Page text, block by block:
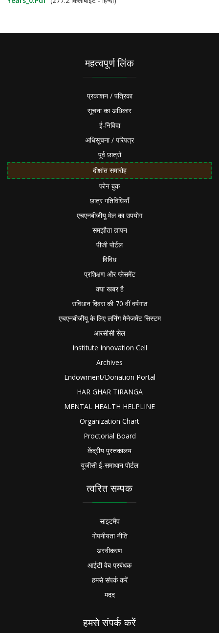
महत्वपूर्ण लिंक
प्रकाशन / पत्रिका
सूचना का अधिकार
ई-निविदा
अधिसूचना / परिपत्र
पूर्व छात्रों
दीक्षांत समारोह
फोन बुक
छात्र गतिविधियाँ
एचएनबीजीयू मेल का उपयोग
समझौता ज्ञापन
पीजी पोर्टल
विविध
प्रशिक्षण और प्लेसमेंट
क्या खबर है
संविधान दिवस की 70 वीं वर्षगांठ
एचएनबीजीयू के लिए लर्निंग मैनेजमेंट सिस्टम
आरसीसी सेल
Institute Innovation Cell
Archives
Endowment/Donation Portal
HAR GHAR TIRANGA
MENTAL HEALTH HELPLINE
Organization Chart
Proctorial Board
केंद्रीय पुस्तकालय
यूजीसी ई-समाधान पोर्टल
त्वरित सम्पक
साइटमैप
गोपनीयता नीति
अस्वीकरण
आईटी वेब प्रबंधक
हमसे संपर्क करें
मदद
हमसे संपर्क करें